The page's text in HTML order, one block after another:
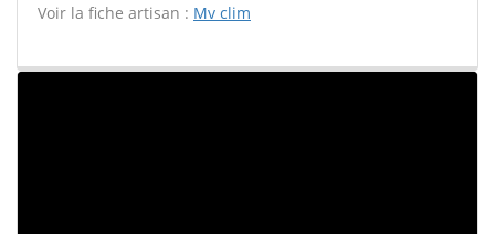
Voir la fiche artisan : Mv clim